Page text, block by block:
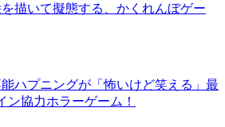
描いて擬態する、かくれんぼゲー
ハプニングが「怖いけど笑える」最
ン協力ホラーゲーム！